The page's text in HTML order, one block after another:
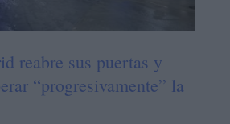
reabre sus puertas y
“progresivamente” la